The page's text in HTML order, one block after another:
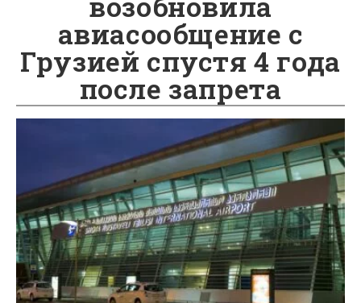
авиасообщение с
Грузией спустя 4 года
после запрета